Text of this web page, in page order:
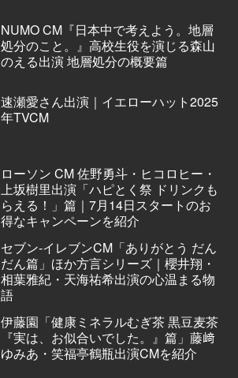
NUMO CM『日本中で考えよう。地層
処分のこと。』高校生役を演じる森山
のえる出演 地層処分の概要篇
速瀬愛さん出演｜イエローハット2025
年TVCM
ローソン CM 佐野勇斗・ヒコロヒー・
上坂樹里出演「ハピとく祭 ドリンクも
らえる！」篇｜7月14日スタートのお
得なキャンペーンを紹介
セブン‐イレブンCM「ありがとう だん
だん篇」ほか方言シリーズ｜櫻井翔・
相葉雅紀・天海祐希出演の心温まる物
語
伊藤園「健康ミネラルむぎ茶 黒豆麦茶
『実は、お似合いでした。』篇」藤﨑
ゆみあ・笑福亭鶴瓶出演CMを紹介